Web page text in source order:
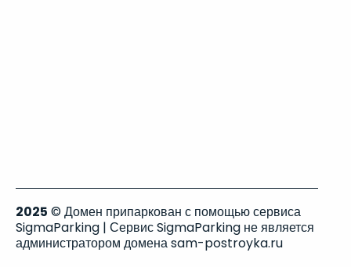
2025 © Домен припаркован с помощью сервиса
SigmaParking | Сервис SigmaParking не является
администратором домена sam-postroyka.ru